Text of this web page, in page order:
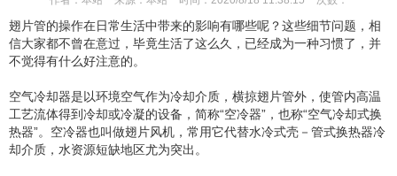
翅片管的操作在日常生活中带来的影响有哪些呢？这些细节问题，相
信大家都不曾在意过，毕竟生活了这么久，已经成为一种习惯了，并
不觉得有什么好注意的。
空气冷却器是以环境空气作为冷却介质，横掠翅片管外，使管内高温
工艺流体得到冷却或冷凝的设备，简称“空冷器”，也称“空气冷却式换
热器”。空冷器也叫做翅片风机，常用它代替水冷式壳－管式换热器冷
却介质，水资源短缺地区尤为突出。